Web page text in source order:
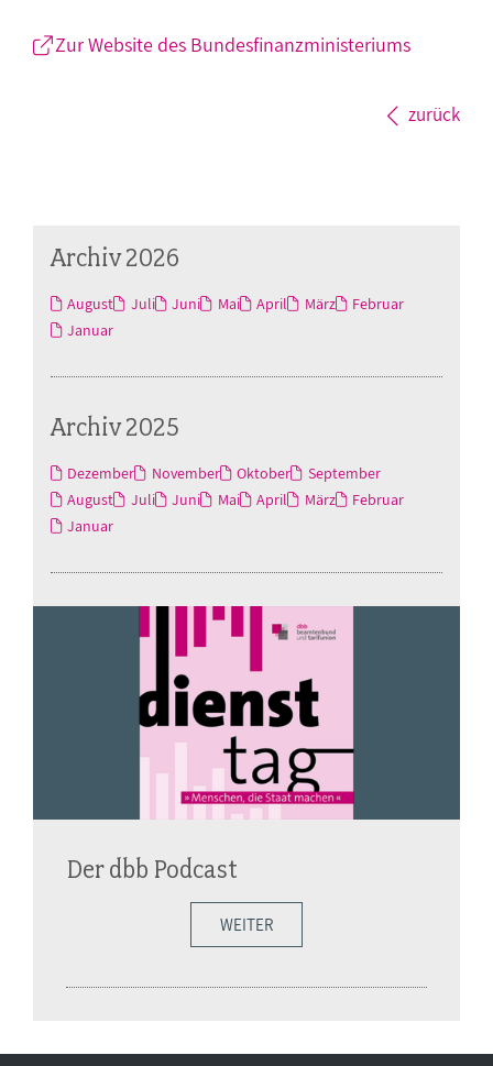
Zur Website des Bundesfinanzministeriums
zurück
Archiv 2026
August Juli Juni Mai April März
Februar
Januar
Archiv 2025
Dezember November Oktober
September
August
Juli Juni Mai April März
Februar
Januar
Der dbb Podcast
WEITER